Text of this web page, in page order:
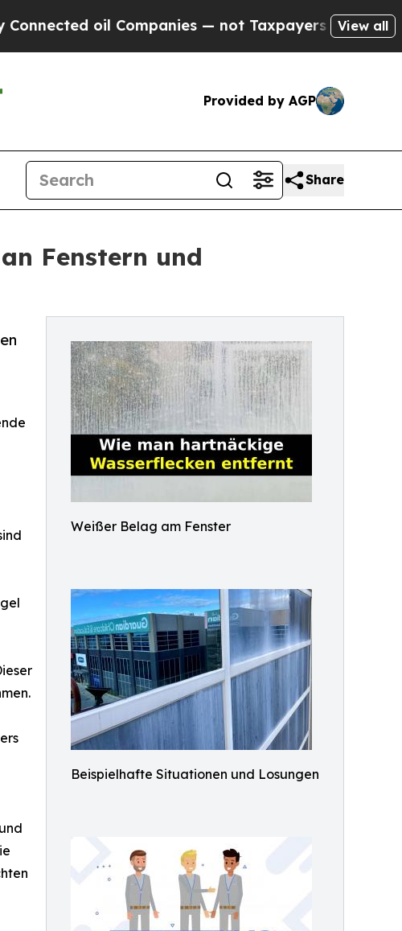
Companies — not Taxpayers — the Chance toView all
Provided by AGP
Share
Fenstern und
Weißer Belag am Fenster
Beispielhafte Situationen und Losungen